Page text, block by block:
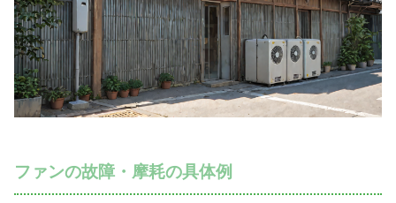
ファンの故障・摩耗の具体例